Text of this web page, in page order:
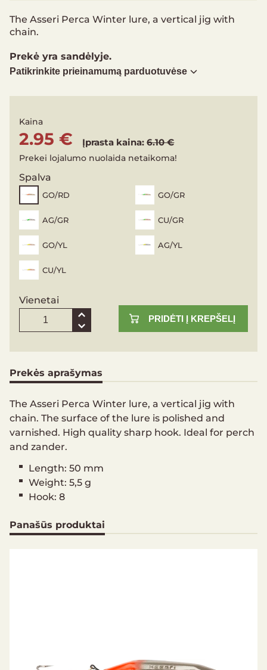
The Asseri Perca Winter lure, a vertical jig with
chain.
Prekė yra sandėlyje.
Patikrinkite prieinamumą parduotuvėse
Kaina
2.95 € Įprasta kaina:6.10 €
Prekei lojalumo nuolaida netaikoma!
Spalva
GO/RD GO/GR
AG/GR CU/GR
GO/YL AG/YL
CU/YL
Vienetai
PRIDĖTI Į KREPŠELĮ
Prekės aprašymas
The Asseri Perca Winter lure, a vertical jig with
chain. The surface of the lure is polished and
varnished. High quality sharp hook. Ideal for perch
and zander.
Length: 50 mm
Weight: 5,5 g
Hook: 8
Panašūs produktai